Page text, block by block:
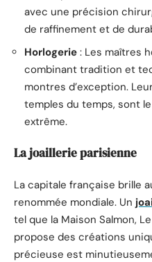
avec une précision
de raffinement et de
Horlogerie : Les maîtres
combinant tradition et
montres d’exception.
temples du temps, sont
extrême.
La joaillerie parisienne
La capitale française brille
renommée mondiale. Un
tel que la Maison Salmon,
propose des créations
précieuse est